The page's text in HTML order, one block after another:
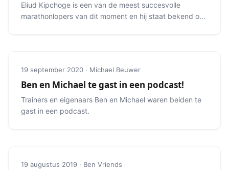
Eliud Kipchoge is een van de meest succesvolle
marathonlopers van dit moment en hij staat bekend om
19 september 2020 · Michael Beuwer
Ben en Michael te gast in een podcast!
Trainers en eigenaars Ben en Michael waren beiden te
gast in een podcast.
19 augustus 2019 · Ben Vriends